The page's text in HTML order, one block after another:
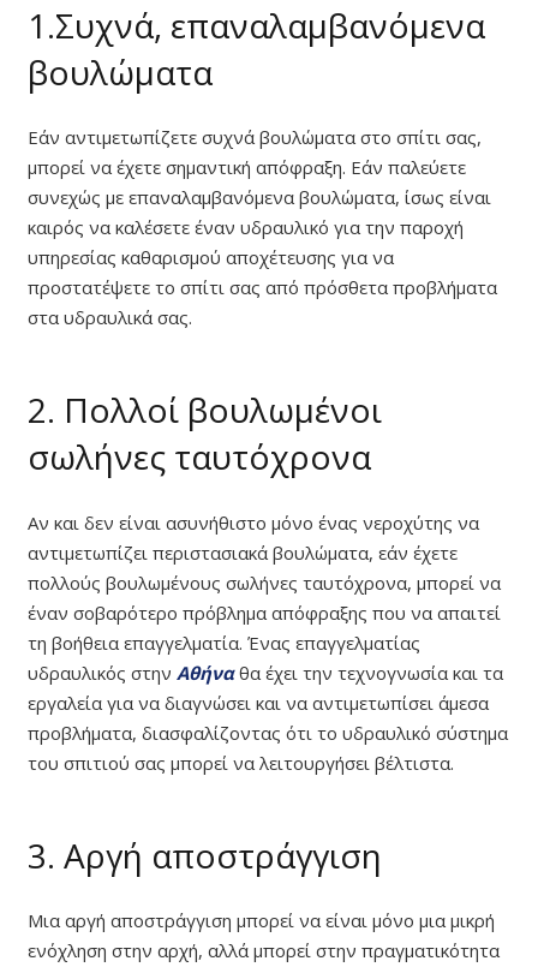
1.Συχνά, επαναλαμβανόμενα
βουλώματα
Εάν αντιμετωπίζετε συχνά βουλώματα στο σπίτι σας,
μπορεί να έχετε σημαντική απόφραξη. Εάν παλεύετε
συνεχώς με επαναλαμβανόμενα βουλώματα, ίσως είναι
καιρός να καλέσετε έναν υδραυλικό για την παροχή
υπηρεσίας καθαρισμού αποχέτευσης για να
προστατέψετε το σπίτι σας από πρόσθετα προβλήματα
στα υδραυλικά σας.
2. Πολλοί βουλωμένοι
σωλήνες ταυτόχρονα
Αν και δεν είναι ασυνήθιστο μόνο ένας νεροχύτης να
αντιμετωπίζει περιστασιακά βουλώματα, εάν έχετε
πολλούς βουλωμένους σωλήνες ταυτόχρονα, μπορεί να
έναν σοβαρότερο πρόβλημα απόφραξης που να απαιτεί
τη βοήθεια επαγγελματία. Ένας επαγγελματίας
υδραυλικός στην Αθήναθα έχει την τεχνογνωσία και τα
εργαλεία για να διαγνώσει και να αντιμετωπίσει άμεσα
προβλήματα, διασφαλίζοντας ότι το υδραυλικό σύστημα
του σπιτιού σας μπορεί να λειτουργήσει βέλτιστα.
3. Αργή αποστράγγιση
Μια αργή αποστράγγιση μπορεί να είναι μόνο μια μικρή
ενόχληση στην αρχή, αλλά μπορεί στην πραγματικότητα